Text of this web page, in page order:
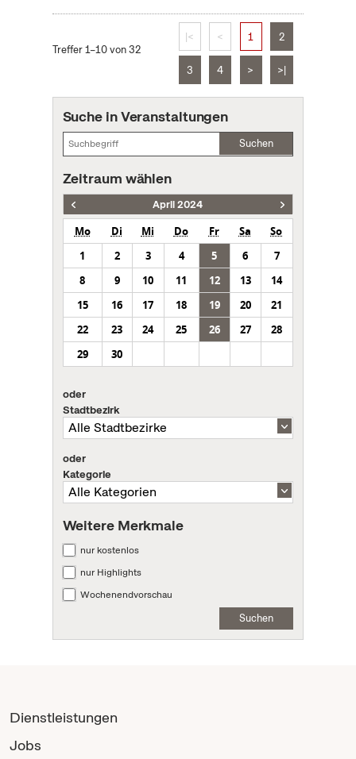
Treffer 1–10 von 32
|< < 1 2
3 4 > >|
Suche in Veranstaltungen
Suchen
Zeitraum wählen
April 2024
Mo Di Mi Do Fr Sa
So
1
2 3 4 5 6
7
8
9 10 11 12 13
14
15
16 17 18 19 20
21
22
23 24 25 26 27
28
29
30
oder
Stadtbezirk
oder
Kategorie
Weitere Merkmale
nur kostenlos
nur Highlights
Wochenendvorschau
Suchen
Dienstleistungen
Jobs